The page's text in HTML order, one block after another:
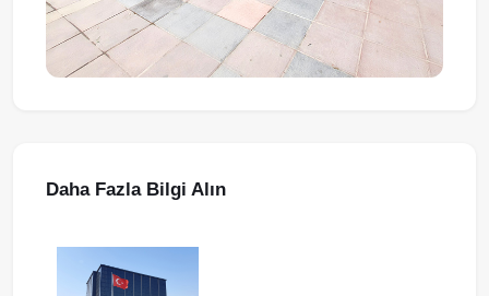
Daha Fazla Bilgi Alın